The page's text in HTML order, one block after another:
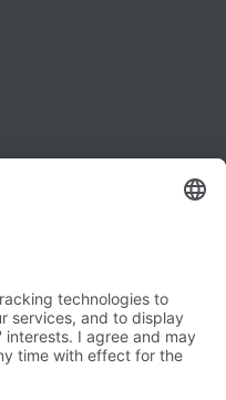
YouTube